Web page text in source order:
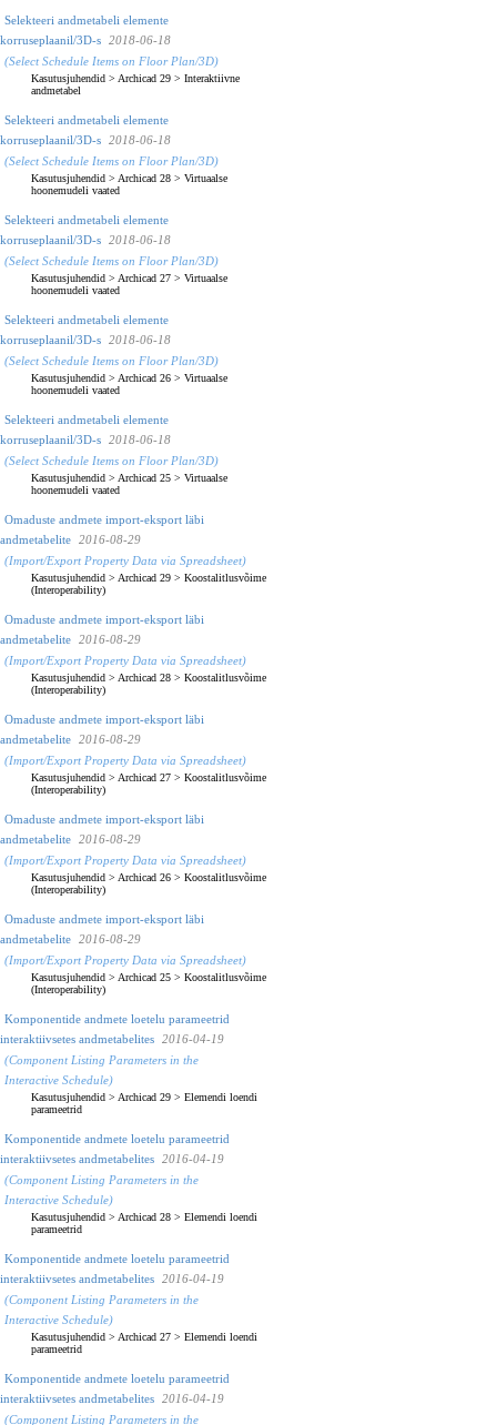
Selekteeri andmetabeli elemente
korruseplaanil/3D-s
2018-06-18
(Select Schedule Items on Floor Plan/3D)
Kasutusjuhendid > Archicad 29 > Interaktiivne
andmetabel
Selekteeri andmetabeli elemente
korruseplaanil/3D-s
2018-06-18
(Select Schedule Items on Floor Plan/3D)
Kasutusjuhendid > Archicad 28 > Virtuaalse
hoonemudeli vaated
Selekteeri andmetabeli elemente
korruseplaanil/3D-s
2018-06-18
(Select Schedule Items on Floor Plan/3D)
Kasutusjuhendid > Archicad 27 > Virtuaalse
hoonemudeli vaated
Selekteeri andmetabeli elemente
korruseplaanil/3D-s
2018-06-18
(Select Schedule Items on Floor Plan/3D)
Kasutusjuhendid > Archicad 26 > Virtuaalse
hoonemudeli vaated
Selekteeri andmetabeli elemente
korruseplaanil/3D-s
2018-06-18
(Select Schedule Items on Floor Plan/3D)
Kasutusjuhendid > Archicad 25 > Virtuaalse
hoonemudeli vaated
Omaduste andmete import-eksport läbi
andmetabelite
2016-08-29
(Import/Export Property Data via Spreadsheet)
Kasutusjuhendid > Archicad 29 > Koostalitlusvõime
(Interoperability)
Omaduste andmete import-eksport läbi
andmetabelite
2016-08-29
(Import/Export Property Data via Spreadsheet)
Kasutusjuhendid > Archicad 28 > Koostalitlusvõime
(Interoperability)
Omaduste andmete import-eksport läbi
andmetabelite
2016-08-29
(Import/Export Property Data via Spreadsheet)
Kasutusjuhendid > Archicad 27 > Koostalitlusvõime
(Interoperability)
Omaduste andmete import-eksport läbi
andmetabelite
2016-08-29
(Import/Export Property Data via Spreadsheet)
Kasutusjuhendid > Archicad 26 > Koostalitlusvõime
(Interoperability)
Omaduste andmete import-eksport läbi
andmetabelite
2016-08-29
(Import/Export Property Data via Spreadsheet)
Kasutusjuhendid > Archicad 25 > Koostalitlusvõime
(Interoperability)
Komponentide andmete loetelu parameetrid
interaktiivsetes andmetabelites
2016-04-19
(Component Listing Parameters in the
Interactive Schedule)
Kasutusjuhendid > Archicad 29 > Elemendi loendi
parameetrid
Komponentide andmete loetelu parameetrid
interaktiivsetes andmetabelites
2016-04-19
(Component Listing Parameters in the
Interactive Schedule)
Kasutusjuhendid > Archicad 28 > Elemendi loendi
parameetrid
Komponentide andmete loetelu parameetrid
interaktiivsetes andmetabelites
2016-04-19
(Component Listing Parameters in the
Interactive Schedule)
Kasutusjuhendid > Archicad 27 > Elemendi loendi
parameetrid
Komponentide andmete loetelu parameetrid
interaktiivsetes andmetabelites
2016-04-19
(Component Listing Parameters in the